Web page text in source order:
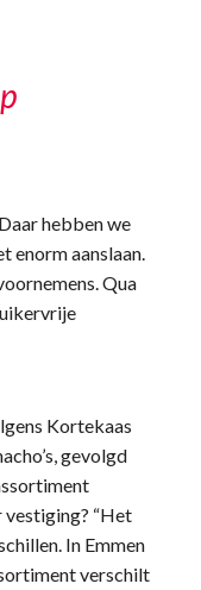
hebben we
enorm aanslaan.
Qua
Kortekaas
gevolgd
“Het
In Emmen
verschilt